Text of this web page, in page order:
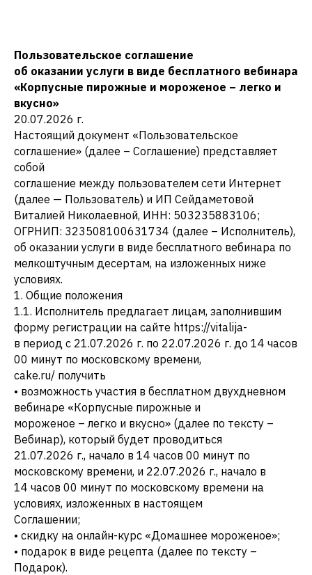
Пользовательское соглашение
об оказании услуги в виде бесплатного вебинара
«Корпусные пирожные и мороженое – легко и
вкусно»
20.07.2026 г.
Настоящий документ «Пользовательское
соглашение» (далее – Соглашение) представляет
собой
соглашение между пользователем сети Интернет
(далее — Пользователь) и ИП Сейдаметовой
Виталией Николаевной, ИНН: 503235883106;
ОГРНИП: 323508100631734 (далее – Исполнитель),
об оказании услуги в виде бесплатного вебинара по
мелкоштучным десертам, на изложенных ниже
условиях.
1. Общие положения
1.1. Исполнитель предлагает лицам, заполнившим
форму регистрации на сайте https://vitalija-
в период с 21.07.2026 г. по 22.07.2026 г. до 14 часов
00 минут по московскому времени,
cake.ru/ получить
• возможность участия в бесплатном двухдневном
вебинаре «Корпусные пирожные и
мороженое – легко и вкусно» (далее по тексту –
Вебинар), который будет проводиться
21.07.2026 г., начало в 14 часов 00 минут по
московскому времени, и 22.07.2026 г., начало в
14 часов 00 минут по московскому времени на
условиях, изложенных в настоящем
Соглашении;
• скидку на онлайн-курс «Домашнее мороженое»;
• подарок в виде рецепта (далее по тексту –
Подарок).